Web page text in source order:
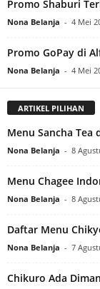
Promo Shaburi
Nona Belanja - 4 Mei
Promo GoPay di
Nona Belanja - 4 Mei
ARTIKEL PILIHAN
Menu Sancha Tea
Nona Belanja - 8
Menu Chagee
Nona Belanja - 8
Daftar Menu
Nona Belanja - 7
Chikuro Ada